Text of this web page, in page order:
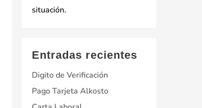
situación.
Entradas recientes
Digito de Verificación
Pago Tarjeta Alkosto